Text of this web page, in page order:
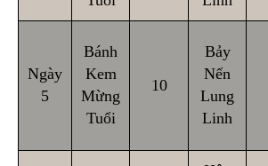
Ngày
5
Bánh
Kem
Mừng
Tuổi
10
Bảy
Nến
Lung
Linh